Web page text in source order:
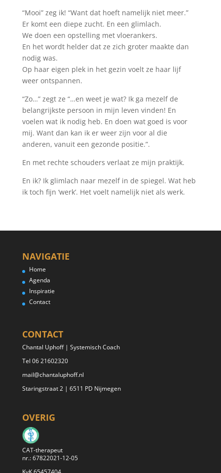
“Mooi” zeg ik! “Want dat hoeft namelijk niet meer.”
Er komt een diepe zucht. En een glimlach.
We doen een opstelling met vloerankers.
En het wordt helder dat ze zich groter maakte dan
nodig was.
Op haar eigen plek in het gezin voelt ze haar lijf
weer ontspannen.
“Zo…” zegt ze “…en weet je wat? Ik ga mezelf de
belangrijkste persoon in mijn leven vinden! En
voelen wat ik nodig heb. En doen wat goed is voor
mij. Want dan kan ik er weer zijn voor al die
anderen, vanuit een gezonde positie.”.
En met rechte schouders verlaat ze mijn praktijk.
En ik? Ik glimlach naar mezelf in de spiegel. Wat heb
ik toch fijn ‘werk’. Het voelt namelijk niet als werk.
NAVIGATIE
Home
Agenda
Inspiratie
Contact
CONTACT
Chantal Uphoff | Systemisch Coach
Tel 06 21602320
mail@chantaluphoff.nl
Staringstraat 2 | 6511 PD Nijmegen
OVERIG
CAT-therapeut
nr.: 67822021-12-05